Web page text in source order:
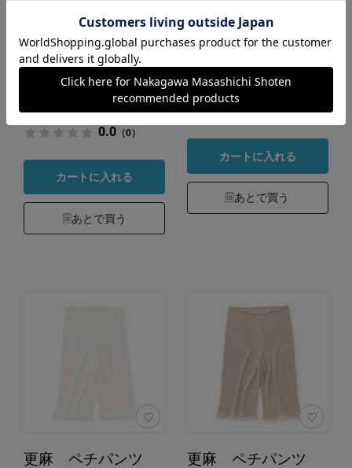
ブラシストライプゴ
ールド フリーサイ
0.0（0）
カートに入れる
あとで買う
レース
11,000円（税込）
4.6（221）
カートに入れる
あとで買う
更麻 ペチパンツ
更麻 ペチパンツ